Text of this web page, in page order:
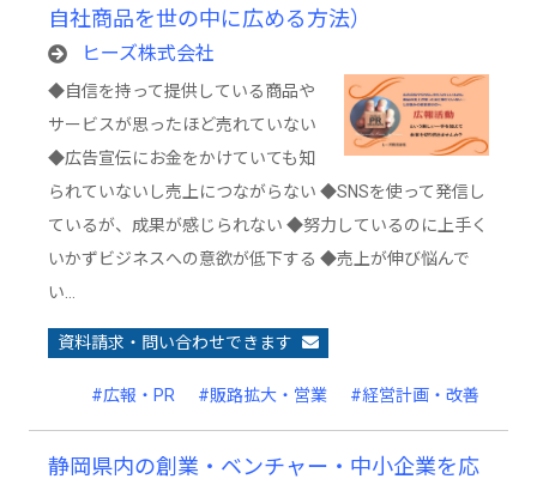
自社商品を世の中に広める方法）
ヒーズ株式会社
◆自信を持って提供している商品や
サービスが思ったほど売れていない
◆広告宣伝にお金をかけていても知
られていないし売上につながらない ◆SNSを使って発信し
ているが、成果が感じられない ◆努力しているのに上手く
いかずビジネスへの意欲が低下する ◆売上が伸び悩んで
い…
資料請求・問い合わせできます
#広報・PR #販路拡大・営業 #経営計画・改善
静岡県内の創業・ベンチャー・中小企業を応